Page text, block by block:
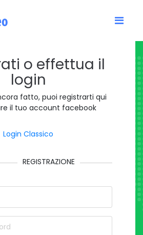
o effettua il
login
fatto, puoi registrarti qui
il tuo account facebook
Login Classico
REGISTRAZIONE